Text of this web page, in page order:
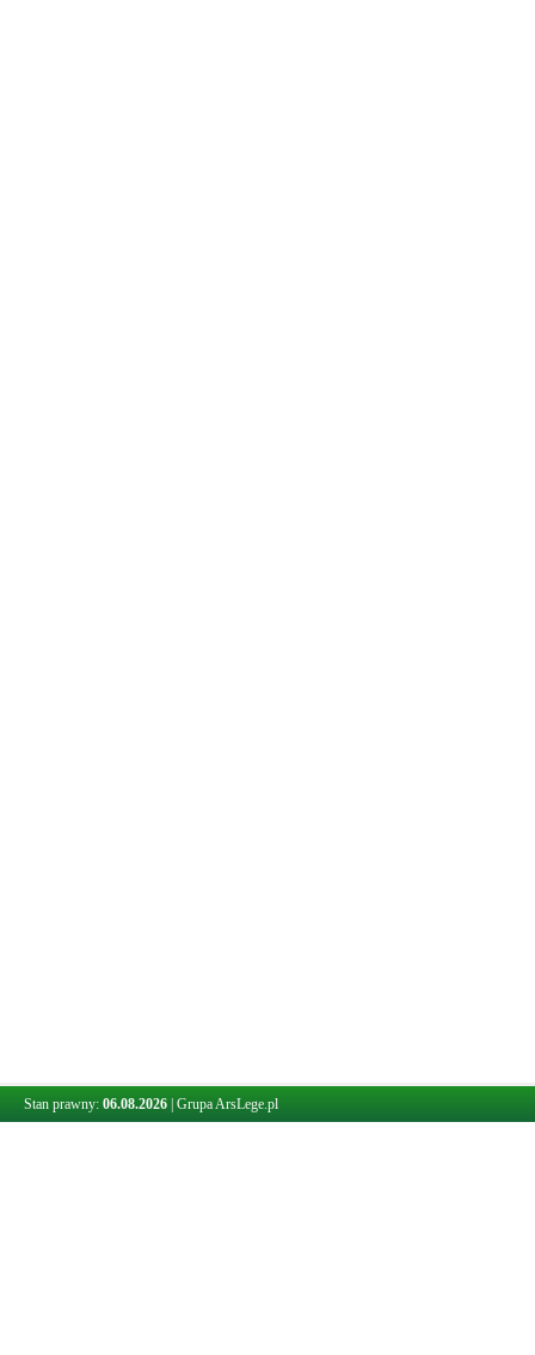
Stan prawny: 06.08.2026 Grupa ArsLege.pl